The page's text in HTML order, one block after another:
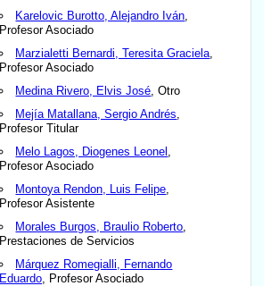
Karelovic Burotto, Alejandro Iván
Profesor Asociado
Marzialetti Bernardi, Teresita Graciela
Profesor Asociado
Medina Rivero, Elvis José , Otro
Mejía Matallana, Sergio Andrés
Profesor Titular
Melo Lagos, Diogenes Leonel
Profesor Asociado
Montoya Rendon, Luis Felipe
Profesor Asistente
Morales Burgos, Braulio Roberto
Prestaciones de Servicios
Márquez Romegialli, Fernando
Eduardo , Profesor Asociado